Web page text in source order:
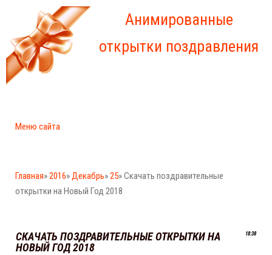
Анимированные
открытки поздравления
Меню сайта
Главная»2016»Декабрь»25» Скачать поздравительные
открытки на Новый Год 2018
18:38
СКАЧАТЬ ПОЗДРАВИТЕЛЬНЫЕ ОТКРЫТКИ НА
НОВЫЙ ГОД 2018